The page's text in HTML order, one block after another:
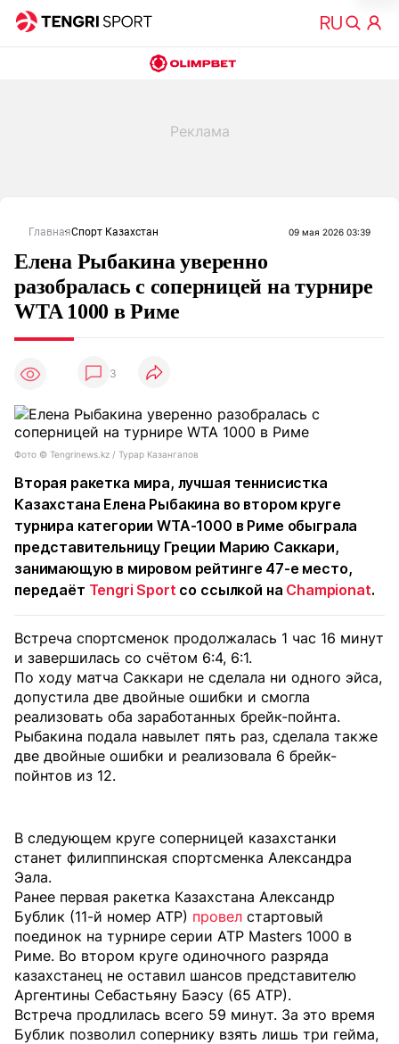
ГлавнаяСпорт Казахстан 09 мая 2026 03:39
Елена Рыбакина уверенно
разобралась с соперницей на турнире
WTA 1000 в Риме
3
Фото © Tengrinews.kz / Турар Казангапов
Вторая ракетка мира, лучшая теннисистка
Казахстана Елена Рыбакина во втором круге
турнира категории WTA-1000 в Риме обыграла
представительницу Греции Марию Саккари,
занимающую в мировом рейтинге 47-е место,
передаёт Tengri Sport со ссылкой на Championat.
Встреча спортсменок продолжалась 1 час 16 минут
и завершилась со счётом 6:4, 6:1.
По ходу матча Саккари не сделала ни одного эйса,
допустила две двойные ошибки и смогла
реализовать оба заработанных брейк-пойнта.
Рыбакина подала навылет пять раз, сделала также
две двойные ошибки и реализовала 6 брейк-
пойнтов из 12.
В следующем круге соперницей казахстанки
станет филиппинская спортсменка Александра
Эала.
Ранее первая ракетка Казахстана Александр
Бублик (11-й номер АТР) провел стартовый
поединок на турнире серии ATP Masters 1000 в
Риме. Во втором круге одиночного разряда
казахстанец не оставил шансов представителю
Аргентины Себастьяну Баэсу (65 АТР).
Встреча продлилась всего 59 минут. За это время
Бублик позволил сопернику взять лишь три гейма,